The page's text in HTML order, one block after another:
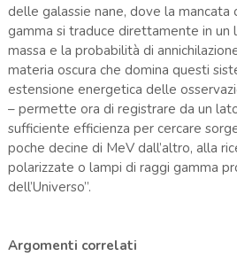
delle galassie nane, dove la mancata
gamma si traduce direttamente in
massa e la probabilità di
materia oscura che domina questi
estensione energetica delle
– permette ora di registrare da un
sufficiente efficienza per cercare
poche decine di MeV dall’altro, alla
polarizzate o lampi di raggi gamma
dell’Universo”.
Argomenti correlati